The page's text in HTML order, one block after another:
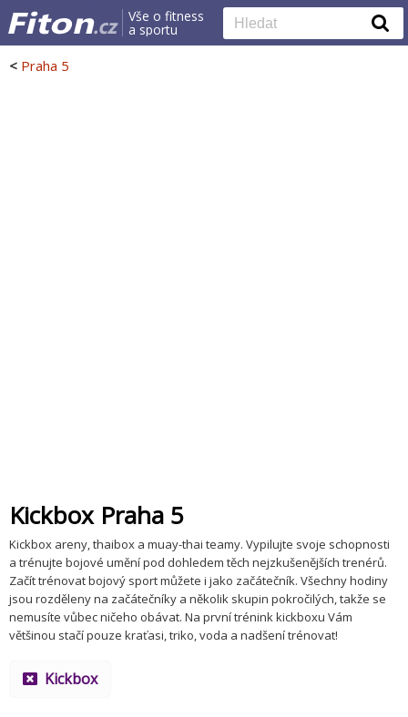
Vše o fitness
a sportu
< Praha 5
Kickbox Praha 5
Kickbox areny, thaibox a muay-thai teamy. Vypilujte svoje schopnosti
a trénujte bojové umění pod dohledem těch nejzkušenějších trenérů.
Začít trénovat bojový sport můžete i jako začátečník. Všechny hodiny
jsou rozděleny na začátečníky a několik skupin pokročilých, takže se
nemusíte vůbec ničeho obávat. Na první trénink kickboxu Vám
většinou stačí pouze kraťasi, triko, voda a nadšení trénovat!
Kickbox